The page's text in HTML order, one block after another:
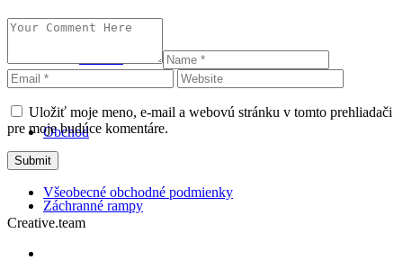
Obchod
Záchranné rampy
Uložiť moje meno, e-mail a webovú stránku v tomto prehliadači
pre moje budúce komentáre.
Všeobecné obchodné podmienky
Creative.team